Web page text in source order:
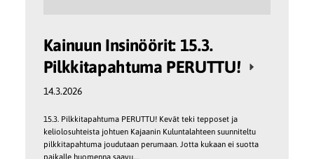
Kainuun Insinöörit: 15.3.
Pilkkitapahtuma PERUTTU!
14.3.2026
15.3. Pilkkitapahtuma PERUTTU! Kevät teki tepposet ja
keliolosuhteista johtuen Kajaanin Kuluntalahteen suunniteltu
pilkkitapahtuma joudutaan perumaan. Jotta kukaan ei suotta
paikalle huomenna saavu,…